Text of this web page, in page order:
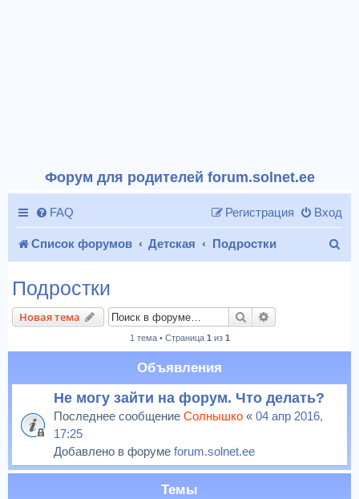
Форум для родителей forum.solnet.ee
FAQ Вход
Регистрация
Список форумов Детская Подростки
к
Подростки
Новая тема Поиск
1 тема • Страница 1 из 1
Объявления
Не могу зайти на форум. Что делать?
Последнее сообщение Солнышко « 04 апр 2016,
17:25
Добавлено в форуме forum.solnet.ee
Темы